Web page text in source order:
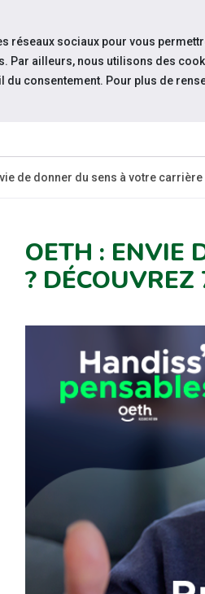
de donner du sens à votre
OETH : ENVIE
?
réseaux sociaux pour vous
Par ailleurs, nous utilisons des
du consentement. Pour plus de